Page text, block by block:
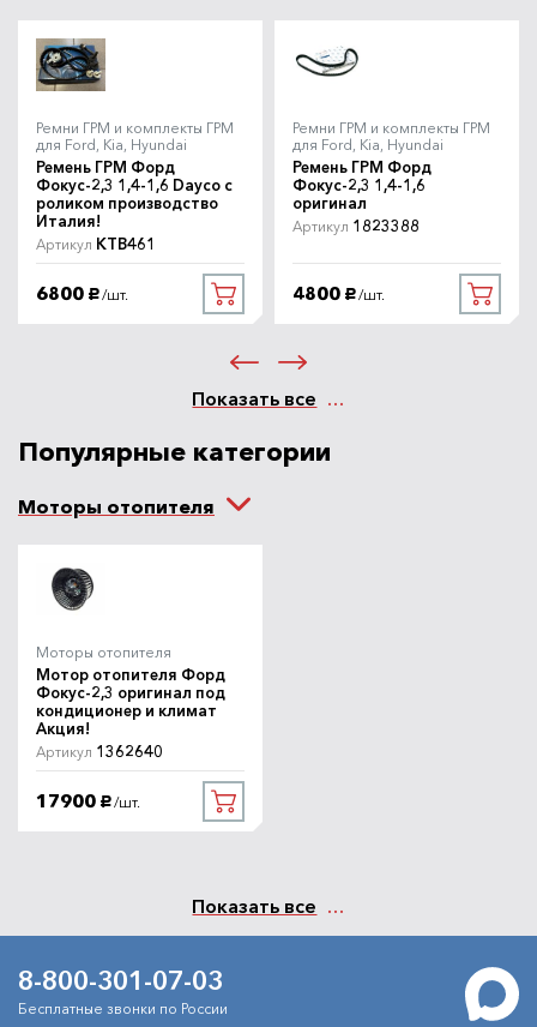
Ремни ГРМ и комплекты ГРМ
для Ford, Kia, Hyundai
Ремень ГРМ Форд
Фокус-2,3 1,4-1,6 Dayco с
роликом производство
Италия!
Артикул KTB461
6800 руб. /шт.
Ремни ГРМ и комплекты ГРМ
для Ford, Kia, Hyundai
Ремень ГРМ Форд
Фокус-2,3 1,4-1,6
оригинал
Артикул 1823388
4800 руб. /шт.
Показать все
Популярные категории
Моторы отопителя
Моторы отопителя
Мотор отопителя Форд
Фокус-2,3 оригинал под
кондиционер и климат
Акция!
Артикул 1362640
17900 руб. /шт.
Показать все
8-800-301-07-03
Бесплатные звонки по России